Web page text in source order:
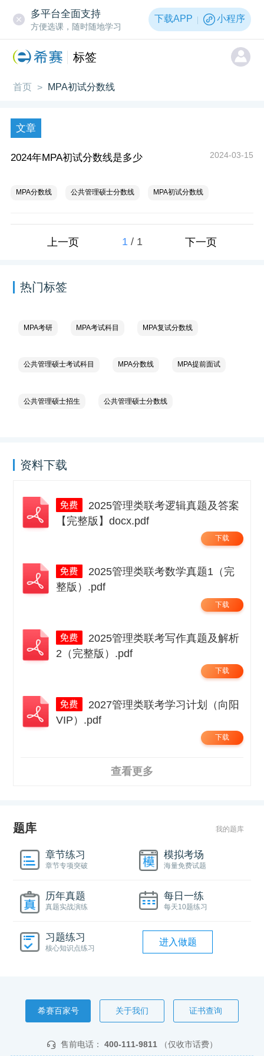
多平台全面支持
方便选课，随时随地学习
下载APP 小程序
标签
首页 > MPA初试分数线
文章
2024年MPA初试分数线是多少 2024-03-15
MPA分数线 公共管理硕士分数线 MPA初试分数线
上一页 1 / 1 下一页
热门标签
MPA考研 MPA考试科目 MPA复试分数线
公共管理硕士考试科目 MPA分数线 MPA提前面试
公共管理硕士招生 公共管理硕士分数线
资料下载
【完整版】docx.pdf
下载
整版）.pdf
下载
2（完整版）.pdf
下载
VIP）.pdf
下载
查看更多
题库 我的题库
章节练习
章节专项突破
模拟考场
海量免费试题
历年真题
真题实战演练
每日一练
每天10题练习
习题练习
核心知识点练习
进入做题
希赛百家号 关于我们 证书查询
售前电话： 400-111-9811 （仅收市话费）